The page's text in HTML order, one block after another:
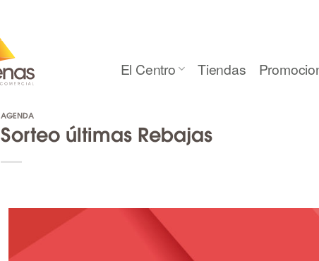
El Centro Tiendas
AGENDA
Sorteo últimas Rebajas